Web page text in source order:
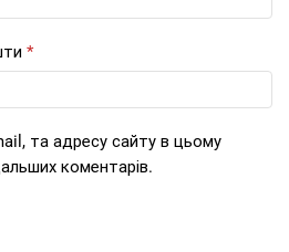
*
та адресу сайту в цьому
коментарів.